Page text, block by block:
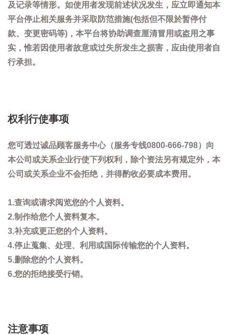
及记录等情形。如使用者发现前述状况发生，应立即通知本
平台停止相关服务并采取防范措施(包括但不限於暂停付
款、变更密码等)，本平台将协助调查厘清冒用或盗用之事
实，惟若因使用者故意或过失所发生之损害，应由使用者自
行承担。
权利行使事项
您可透过诚品顾客服务中心（服务专线0800-666-798）向
本公司或关系企业行使下列权利，除个资法另有规定外，本
公司或关系企业不会拒绝，并得酌收必要成本费用。
1.查询或请求阅览您的个人资料。
2.制作给您个人资料复本。
3.补充或更正您的个人资料。
4.停止蒐集、处理、利用或国际传输您的个人资料。
5.删除您的个人资料。
6.您的拒绝接受行销。
注意事项